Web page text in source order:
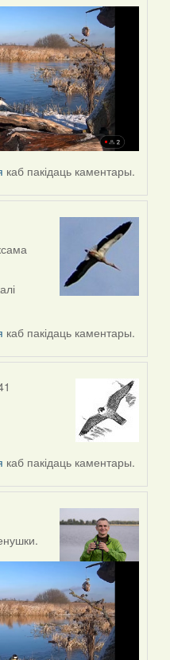
каб пакідаць каментары.
каб пакідаць каментары.
каб пакідаць каментары.